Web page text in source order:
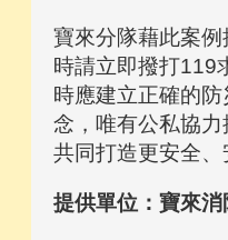
寶來分隊藉此案
時請立即撥打119
時應建立正確的
念，唯有公私協
共同打造更安全、
提供單位：寶來消